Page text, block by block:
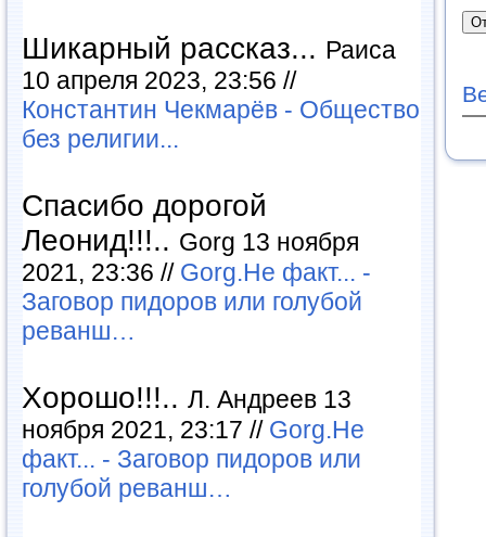
Шикарный рассказ... Раиса
10 апреля 2023, 23:56 //
Константин Чекмарёв - Общество
без религии...
Спасибо дорогой
Леонид!!!.. Gorg 13 ноября
2021, 23:36 // Gorg.Не факт... -
Заговор пидоров или голубой
реванш…
Хорошо!!!.. Л. Андреев 13
ноября 2021, 23:17 // Gorg.Не
факт... - Заговор пидоров или
голубой реванш…